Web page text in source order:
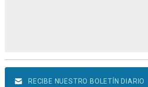
RECIBE NUESTRO BOLETÍN DIARIO